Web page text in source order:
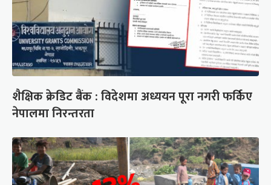
शैक्षिक क्रेडिट बैंक : विदेशमा अध्ययन पूरा नगरी फर्किए
नेपालमा निरन्तरता